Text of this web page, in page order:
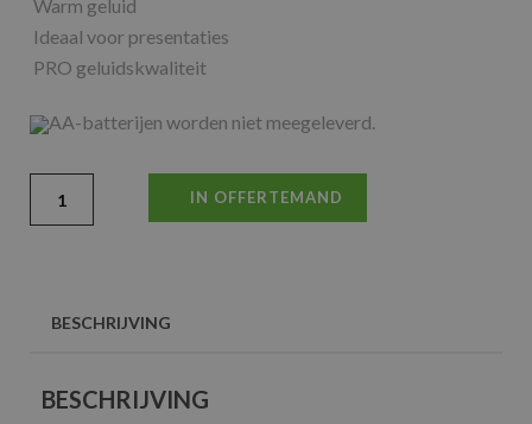
Warm geluid
Ideaal voor presentaties
PRO geluidskwaliteit
AA-batterijen worden niet meegeleverd.
IN OFFERTEMAND
BESCHRIJVING
BESCHRIJVING